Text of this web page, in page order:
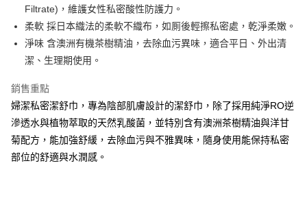
法說明評估內容。
【繳款方式說明】
1.分期款項不併入電信帳單，「大哥付你分期」於每月結算日後寄送繳費提
醒簡訊。
2.透過簡訊連結打開帳單後，可選擇「超商條碼／台灣大直營門市／銀行轉
【注意事項】
1.本服務係由「台灣大哥大股份有限公司」（以下簡稱本公司）所提供，讓
用戶於交易時，得透過本服務購買商品或服務，並由商店將買賣／分期付款
買賣價金債權讓與本公司後，依約使用本公司帳單繳交帳款。
資料（包含姓名、電話或地址）提供予台灣大哥大進項蒐集、處理及利用，
２．便利：只要手機號碼，簡訊認證，即可結帳。
３．安心：先確認商品／服務後，再付款。
【「AFTEE先享後付」結帳流程】
１．於結帳方式選擇「AFTEE先享後付」後，將跳轉至「AFTEE先享後付」
３．收到繳費通知簡訊後14天內，點擊此簡訊中的連結，可透過四大超商／
ATM／網路銀行／等多元方式進行付款，方視為交易完成。
※ 請注意：結帳手續完成當下不需立刻繳費，但若您需要取消訂單，請聯絡
購買商品的店家。未經商家同意取消之訂單仍視為有效，需透過AFTEE先享
後付繳納相關費用。
※ 交易是否成功請以「AFTEE先享後付 」之結帳頁面顯示為準，若有關於
全家取貨付款
每筆NT$65，滿NT$899(含以上)免運費
7-11取貨付款
每筆NT$65，滿NT$899(含以上)免運費
宅配
每筆NT$85，滿NT$899(含以上)免運費
Filtrate)，維護女性私密酸性防護力。
柔軟 採日本織法的柔軟不織布，如厠後輕擦私密處，乾淨柔嫩。
淨味 含澳洲有機茶樹精油，去除血污異味，適合平日、外出清
潔、生理期使用。
銷售重點
婦潔私密潔舒巾，專為陰部肌膚設計的潔舒巾，除了採用純淨RO逆
滲透水與植物萃取的天然乳酸菌，並特別含有澳洲茶樹精油與洋甘
菊配方，能加強舒緩，去除血污與不雅異味，隨身使用能保持私密
部位的舒適與水潤感。